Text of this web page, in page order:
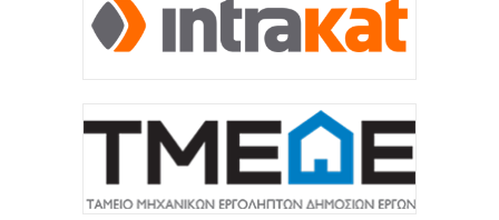
Χρίστος Δήμας: Στο Εθνικό Πρόγραμμα Ανάπτυξης
η αναβάθμιση του Αεροδρομίου Πάρου
METLEN: ιστορικά υψηλές επιδόσεις στο ‘A
εξάμηνο 2026
6 Αυγούστου 2026